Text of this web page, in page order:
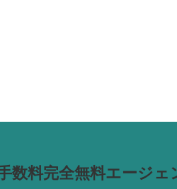
数料完全無料エージェ